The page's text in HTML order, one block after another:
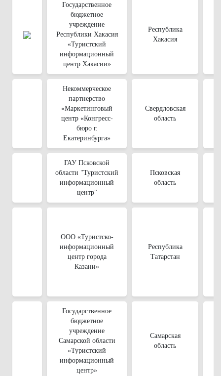
Государственное
бюджетное
учреждение
Республики Хакасия
«Туристский
информационный
центр Хакасии»
Республика
Хакасия
Некоммерческое
партнерство
«Маркетинговый
центр «Конгресс-
бюро г.
Екатеринбурга»
Свердловская
область
ГАУ Псковской
области "Туристский
информационный
центр"
Псковская
область
ООО «Туристско-
информационный
центр города
Казани»
Республика
Татарстан
Государственное
бюджетное
учреждение
Самарской области
«Туристский
информационный
центр»
Самарская
область